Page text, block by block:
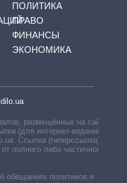
ПОЛИТИКА
ПРАВО
ФИНАНСЫ
ЭКОНОМИКА
размещённых на сайте,
(для интернет-изданий —
Ссылка (гиперссылка)
полного либо частичного
обещаниях политиков и